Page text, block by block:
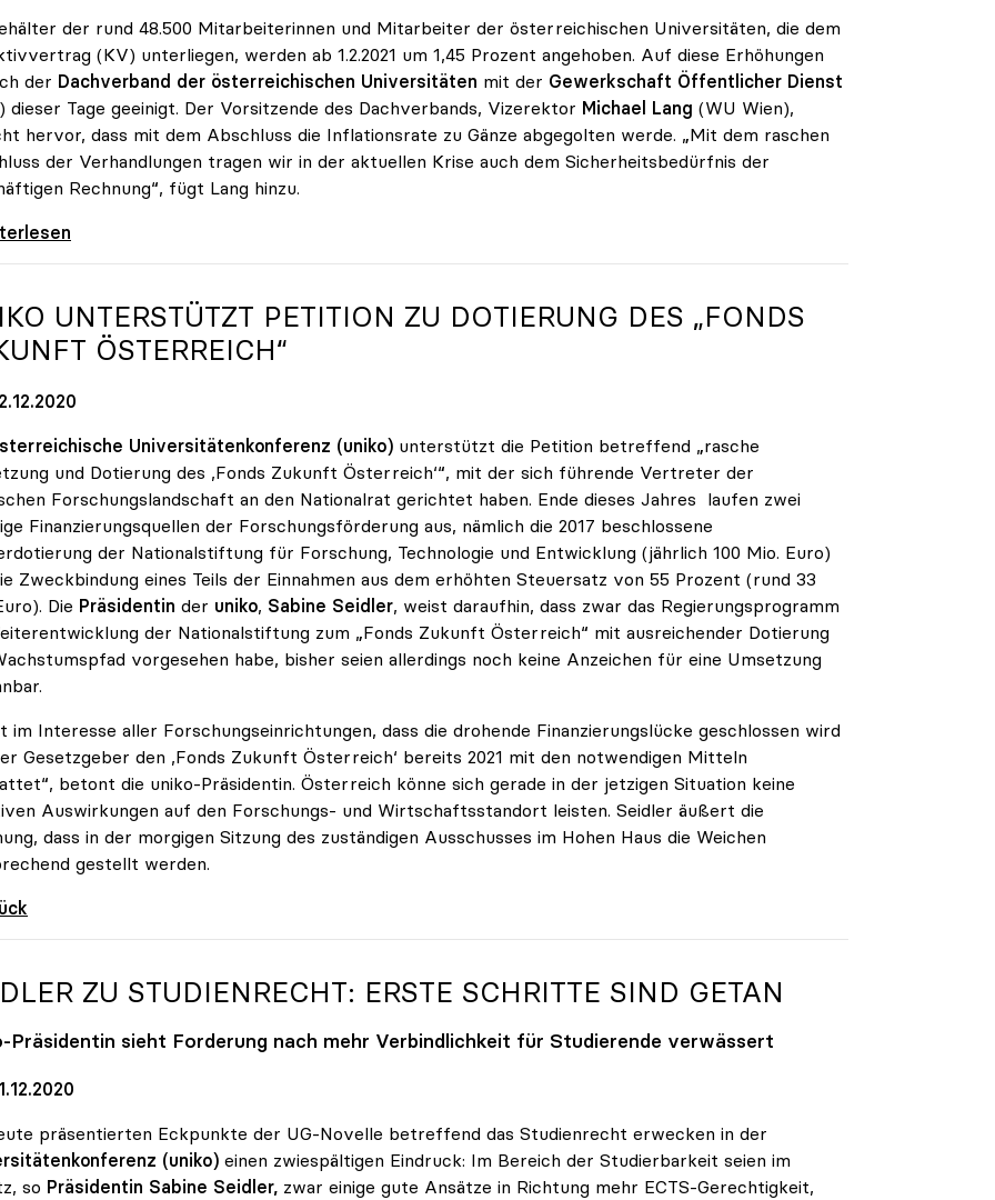
der rund 48.500 Mitarbeiterinnen und Mitarbeiter der österreichischen Universitäten, die dem
(KV) unterliegen, werden ab 1.2.2021 um 1,45 Prozent angehoben. Auf diese Erhöhungen
der Dachverband der österreichischen Universitäten mit der Gewerkschaft Öffentlicher Dienst
dieser Tage geeinigt. Der Vorsitzende des Dachverbands, Vizerektor Michael Lang (WU Wien),
hervor, dass mit dem Abschluss die Inflationsrate zu Gänze abgegolten werde. „Mit dem raschen
der Verhandlungen tragen wir in der aktuellen Krise auch dem Sicherheitsbedürfnis der
Rechnung“, fügt Lang hinzu.
Gehälter steigen um 1,45 Prozent
UNTERSTÜTZT PETITION ZU DOTIERUNG DES „FONDS
ÖSTERREICH“
Universitätenkonferenz (uniko) unterstützt die Petition betreffend „rasche
und Dotierung des ,Fonds Zukunft Österreich‘“, mit der sich führende Vertreter der
Forschungslandschaft an den Nationalrat gerichtet haben. Ende dieses Jahres laufen zwei
Finanzierungsquellen der Forschungsförderung aus, nämlich die 2017 beschlossene
der Nationalstiftung für Forschung, Technologie und Entwicklung (jährlich 100 Mio. Euro)
Zweckbindung eines Teils der Einnahmen aus dem erhöhten Steuersatz von 55 Prozent (rund 33
Die Präsidentin der uniko, Sabine Seidler, weist daraufhin, dass zwar das Regierungsprogramm
der Nationalstiftung zum „Fonds Zukunft Österreich“ mit ausreichender Dotierung
vorgesehen habe, bisher seien allerdings noch keine Anzeichen für eine Umsetzung
im Interesse aller Forschungseinrichtungen, dass die drohende Finanzierungslücke geschlossen wird
Gesetzgeber den ,Fonds Zukunft Österreich‘ bereits 2021 mit den notwendigen Mitteln
betont die uniko-Präsidentin. Österreich könne sich gerade in der jetzigen Situation keine
Auswirkungen auf den Forschungs- und Wirtschaftsstandort leisten. Seidler äußert die
dass in der morgigen Sitzung des zuständigen Ausschusses im Hohen Haus die Weichen
gestellt werden.
ZU STUDIENRECHT: ERSTE SCHRITTE SIND GETAN
-Präsidentin sieht Forderung nach mehr Verbindlichkeit für Studierende verwässert
präsentierten Eckpunkte der UG-Novelle betreffend das Studienrecht erwecken in der
(uniko) einen zwiespältigen Eindruck: Im Bereich der Studierbarkeit seien im
so Präsidentin Sabine Seidler, zwar einige gute Ansätze in Richtung mehr ECTS-Gerechtigkeit,